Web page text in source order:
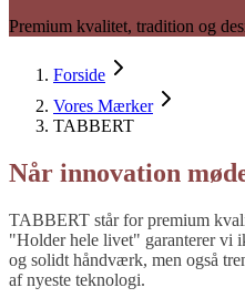
Premium kvalitet, tradition og
Forside
Vores Mærker
TABBERT
Når innovation
TABBERT står for premium
"Holder hele livet" garanterer vi
og solidt håndværk, men også
af nyeste teknologi.